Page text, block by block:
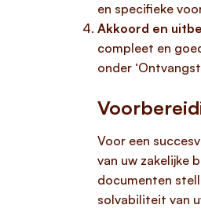
en specifieke
Akkoord en
compleet en
onder
Voor een
van uw zakelijke
documenten
solvabiliteit van